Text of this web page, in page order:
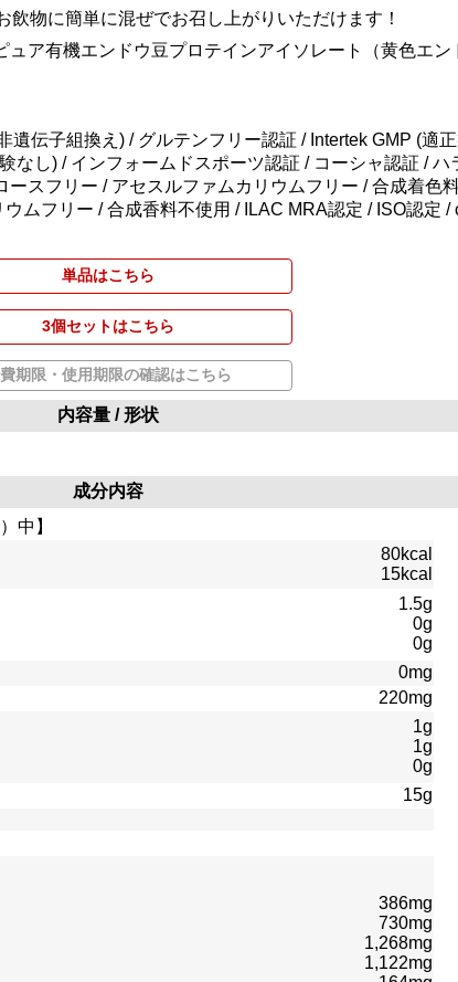
物に簡単に混ぜでお召し上がりいただけます！
ア有機エンドウ豆プロテインアイソレート（黄色エン
遺伝子組換え) / グルテンフリー認証 / Intertek GMP (適
なし) / インフォームドスポーツ認証 / コーシャ認証 / ハ
スフリー / アセスルファムカリウムフリー / 合成着色
ムフリー / 合成香料不使用 / ILAC MRA認定 / ISO認定 /
単品はこちら
3個セットはこちら
期限・使用期限の確認はこちら
内容量 / 形状
成分内容
中】
80kcal
15kcal
1.5g
0g
0g
0mg
220mg
1g
1g
0g
15g
386mg
730mg
1,268mg
1,122mg